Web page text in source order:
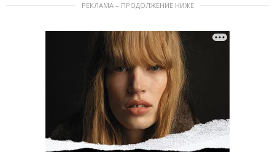
РЕКЛАМА – ПРОДОЛЖЕНИЕ НИЖЕ